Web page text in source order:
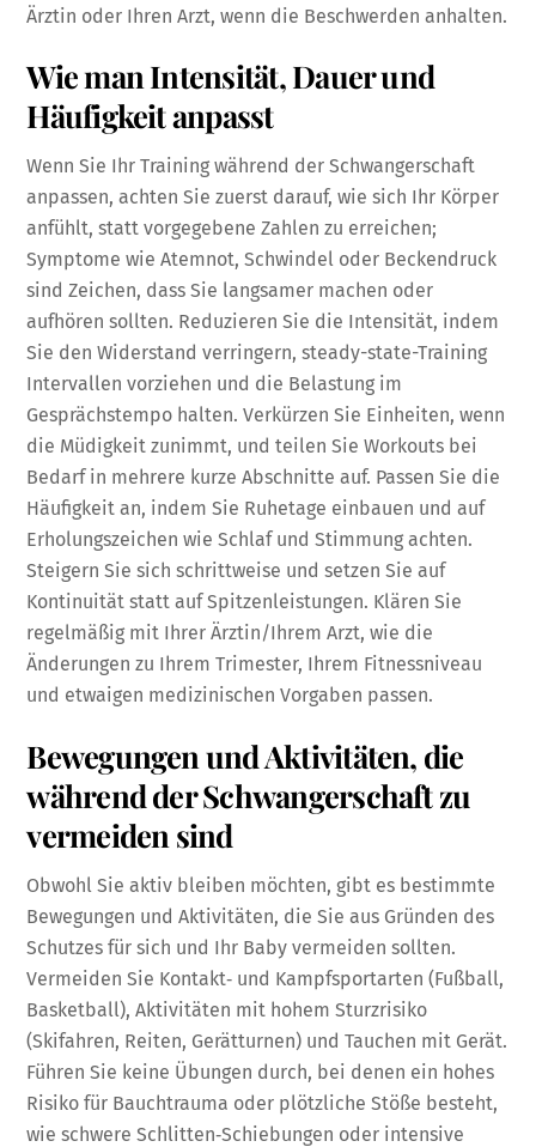
Ärztin oder Ihren Arzt, wenn die Beschwerden anhalten.
Wie man Intensität, Dauer und
Häufigkeit anpasst
Wenn Sie Ihr Training während der Schwangerschaft
anpassen, achten Sie zuerst darauf, wie sich Ihr Körper
anfühlt, statt vorgegebene Zahlen zu erreichen;
Symptome wie Atemnot, Schwindel oder Beckendruck
sind Zeichen, dass Sie langsamer machen oder
aufhören sollten. Reduzieren Sie die Intensität, indem
Sie den Widerstand verringern, steady-state-Training
Intervallen vorziehen und die Belastung im
Gesprächstempo halten. Verkürzen Sie Einheiten, wenn
die Müdigkeit zunimmt, und teilen Sie Workouts bei
Bedarf in mehrere kurze Abschnitte auf. Passen Sie die
Häufigkeit an, indem Sie Ruhetage einbauen und auf
Erholungszeichen wie Schlaf und Stimmung achten.
Steigern Sie sich schrittweise und setzen Sie auf
Kontinuität statt auf Spitzenleistungen. Klären Sie
regelmäßig mit Ihrer Ärztin/Ihrem Arzt, wie die
Änderungen zu Ihrem Trimester, Ihrem Fitnessniveau
und etwaigen medizinischen Vorgaben passen.
Bewegungen und Aktivitäten, die
während der Schwangerschaft zu
vermeiden sind
Obwohl Sie aktiv bleiben möchten, gibt es bestimmte
Bewegungen und Aktivitäten, die Sie aus Gründen des
Schutzes für sich und Ihr Baby vermeiden sollten.
Vermeiden Sie Kontakt‑ und Kampfsportarten (Fußball,
Basketball), Aktivitäten mit hohem Sturzrisiko
(Skifahren, Reiten, Gerätturnen) und Tauchen mit Gerät.
Führen Sie keine Übungen durch, bei denen ein hohes
Risiko für Bauchtrauma oder plötzliche Stöße besteht,
wie schwere Schlitten‑Schiebungen oder intensive